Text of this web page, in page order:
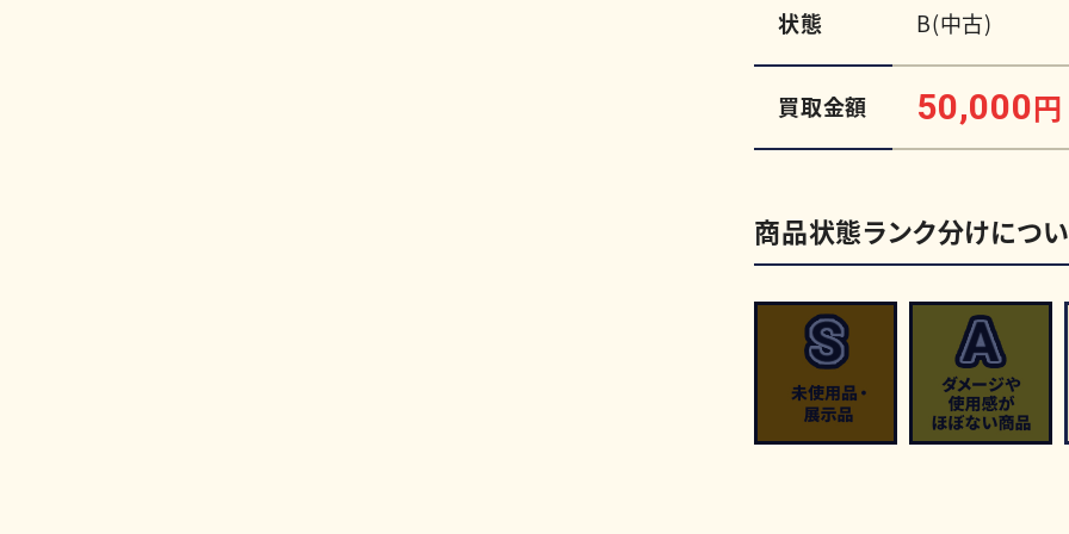
状態 B(中古)
買取金額 50,000円
商品状態ランク分けにつ